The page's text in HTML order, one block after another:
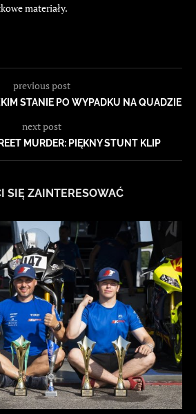
materiały.
previous post
STANIE PO WYPADKU NA QUADZIE
next post
MURDER: PIĘKNY STUNT KLIP
SIĘ ZAINTERESOWAĆ